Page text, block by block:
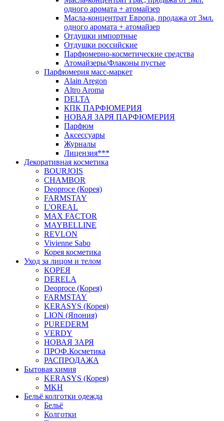
одного аромата + атомайзер
Масла-концентрат Европа, продажа от 3мл.
одного аромата + атомайзер
Отдушки импортные
Отдушки российские
Парфюмерно-косметические средства
Атомайзеры/Флаконы пустые
Парфюмерия масс-маркет
Alain Aregon
Altro Aroma
DELTA
КПК ПАРФЮМЕРИЯ
НОВАЯ ЗАРЯ ПАРФЮМЕРИЯ
Парфюм
Аксессуары
Журналы
Лицензия***
Декоративная косметика
BOURJOIS
CHAMBOR
Deoproce (Корея)
FARMSTAY
L'OREAL
MAX FACTOR
MAYBELLINE
REVLON
Vivienne Sabo
Корея косметика
Уход за лицом и телом
КОРЕЯ
DERELA
Deoproce (Корея)
FARMSTAY
KERASYS (Корея)
LION (Япония)
PUREDERM
VERDY
НОВАЯ ЗАРЯ
ПРОФ.Косметика
РАСПРОДАЖА
Бытовая химия
KERASYS (Корея)
MKH
Бельё колготки одежда
Бельё
Колготки